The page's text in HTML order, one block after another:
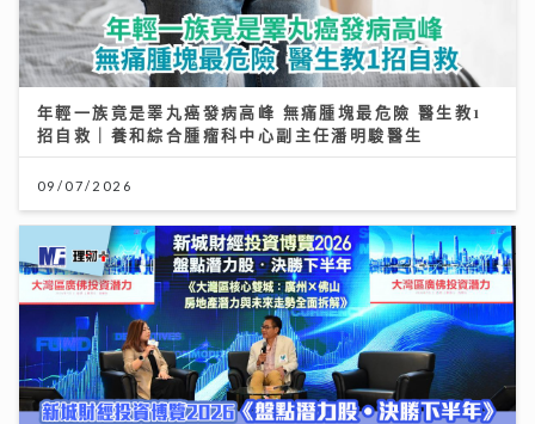
年輕一族竟是睪丸癌發病高峰 無痛腫塊最危險 醫生教1
招自救｜養和綜合腫瘤科中心副主任潘明駿醫生
09/07/2026